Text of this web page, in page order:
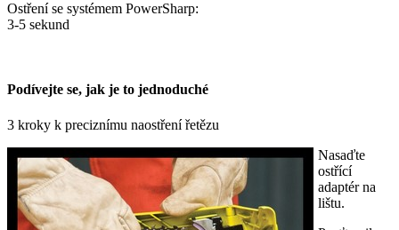
Ostření se systémem PowerSharp:
3-5 sekund
Podívejte se, jak je to jednoduché
3 kroky k preciznímu naostření řetězu
Nasaďte
ostřící
adaptér na
lištu.